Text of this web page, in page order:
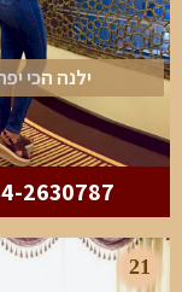
ילנה הכי
2630787
21